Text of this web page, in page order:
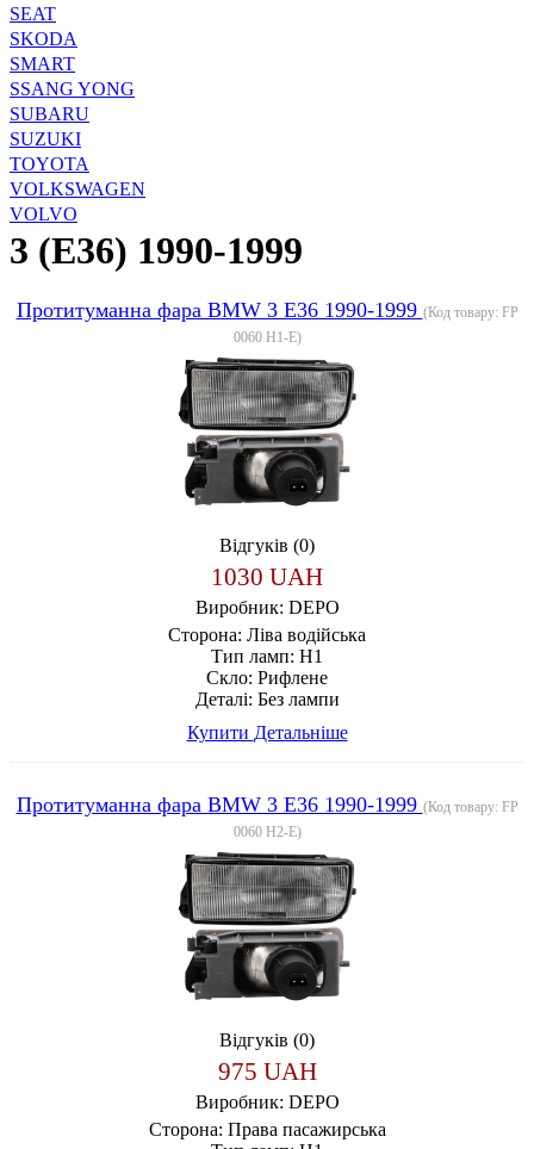
SEAT
SKODA
SMART
SSANG YONG
SUBARU
SUZUKI
TOYOTA
VOLKSWAGEN
VOLVO
3 (E36) 1990-1999
Протитуманна фара BMW 3 E36 1990-1999 (Код товару: FP
0060 H1-E)
Відгуків (0)
1030 UAH
Виробник: DEPO
Сторона: Ліва водійська
Тип ламп: H1
Скло: Рифлене
Деталі: Без лампи
Купити Детальніше
Протитуманна фара BMW 3 E36 1990-1999 (Код товару: FP
0060 H2-E)
Відгуків (0)
975 UAH
Виробник: DEPO
Сторона: Права пасажирська